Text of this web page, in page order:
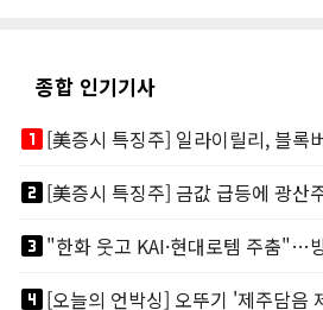
종합 인기기사
looks_one
looks_two
looks_3"한화 웃고 KAI·현대로템 주춤"…
looks_4